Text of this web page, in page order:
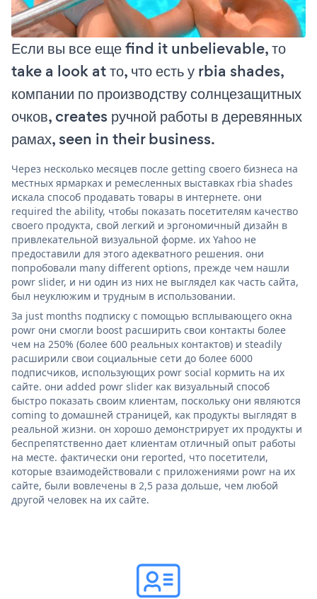
Если вы все еще find it unbelievable, то
take a look at то, что есть у rbia shades,
компании по производству солнцезащитных
очков, creates ручной работы в деревянных
рамах, seen in their business.
Через несколько месяцев после getting своего бизнеса на
местных ярмарках и ремесленных выставках rbia shades
искала способ продавать товары в интернете. они
required the ability, чтобы показать посетителям качество
своего продукта, свой легкий и эргономичный дизайн в
привлекательной визуальной форме. их Yahoo не
предоставили для этого адекватного решения. они
попробовали many different options, прежде чем нашли
powr slider, и ни один из них не выглядел как часть сайта,
был неуклюжим и трудным в использовании.
За just months подписку с помощью всплывающего окна
powr они смогли boost расширить свои контакты более
чем на 250% (более 600 реальных контактов) и steadily
расширили свои социальные сети до более 6000
подписчиков, использующих powr social кормить на их
сайте. они added powr slider как визуальный способ
быстро показать своим клиентам, поскольку они являются
coming to домашней страницей, как продукты выглядят в
реальной жизни. он хорошо демонстрирует их продукты и
беспрепятственно дает клиентам отличный опыт работы
на месте. фактически они reported, что посетители,
которые взаимодействовали с приложениями powr на их
сайте, были вовлечены в 2,5 раза дольше, чем любой
другой человек на их сайте.